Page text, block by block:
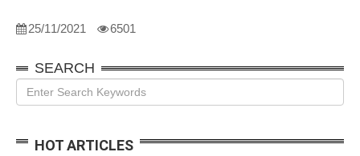
25/11/2021 6501
SEARCH
HOT ARTICLES